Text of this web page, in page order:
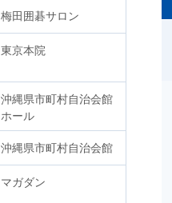
梅田囲碁サロン
東京本院
沖縄県市町村自治会館
ホール
沖縄県市町村自治会館
マガダン